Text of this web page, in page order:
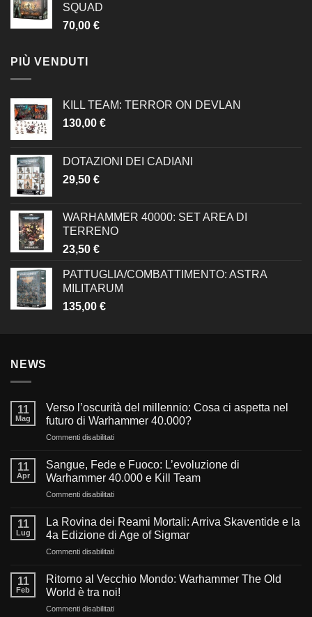
SQUAD
70,00 €
PIÙ VENDUTI
KILL TEAM: TERROR ON DEVLAN
130,00 €
DOTAZIONI DEI CADIANI
29,50 €
WARHAMMER 40000: SET AREA DI
TERRENO
23,50 €
PATTUGLIA/COMBATTIMENTO: ASTRA
MILITARUM
135,00 €
NEWS
11
Mag
Verso l’oscurità del millennio: Cosa ci aspetta nel
futuro di Warhammer 40.000?
Commenti disabilitatisu
l’oscurità
del
millennio:
Cosa
aspetta
nel
futuro
di
40.000?
11
Apr
Sangue, Fede e Fuoco: L’evoluzione di
Warhammer 40.000 e Kill Team
Commenti disabilitatisu
Fede
e
Fuoco:
L’evoluzione
Warhammer
40.000
Kill
11
Lug
La Rovina dei Reami Mortali: Arriva Skaventide e la
4a Edizione di Age of Sigmar
Commenti disabilitatisu
Rovina
dei
Reami
Mortali:
11
Feb
Ritorno al Vecchio Mondo: Warhammer The Old
World è tra noi!
Commenti disabilitatisu